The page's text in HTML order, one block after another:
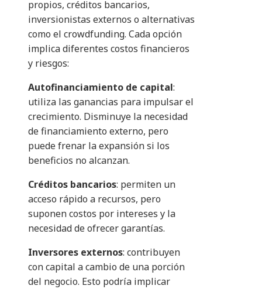
propios, créditos bancarios,
inversionistas externos o alternativas
como el crowdfunding. Cada opción
implica diferentes costos financieros
y riesgos:
Autofinanciamiento de capital:
utiliza las ganancias para impulsar el
crecimiento. Disminuye la necesidad
de financiamiento externo, pero
puede frenar la expansión si los
beneficios no alcanzan.
Créditos bancarios: permiten un
acceso rápido a recursos, pero
suponen costos por intereses y la
necesidad de ofrecer garantías.
Inversores externos: contribuyen
con capital a cambio de una porción
del negocio. Esto podría implicar